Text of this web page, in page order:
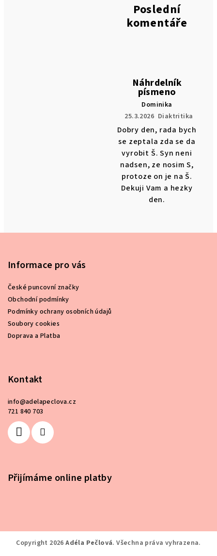
Poslední
komentáře
Náhrdelník
písmeno
Dominika
25.3.2026 Diaktritika
Dobry den, rada bych
se zeptala zda se da
vyrobit Š. Syn neni
nadsen, ze nosim S,
protoze on je na Š.
Dekuji Vam a hezky
den.
Informace pro vás
České puncovní značky
Obchodní podmínky
Podmínky ochrany osobních údajů
Soubory cookies
Doprava a Platba
Kontakt
info@adelapeclova.cz
721 840 703
Přijímáme online platby
Copyright 2026Adéla Pečlová. Všechna práva vyhrazena.